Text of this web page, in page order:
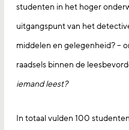
studenten in het hoger
uitgangspunt van het
middelen en gelegenheid? –
raadsels binnen de
iemand leest?
In totaal vulden 100